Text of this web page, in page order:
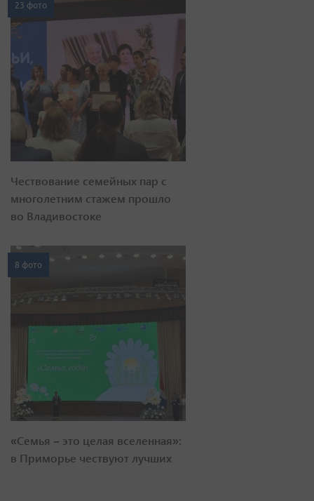
23 фото
Чествование семейных пар с
многолетним стажем прошло
во Владивостоке
8 фото
«Семья – это целая вселенная»:
в Приморье чествуют лучших